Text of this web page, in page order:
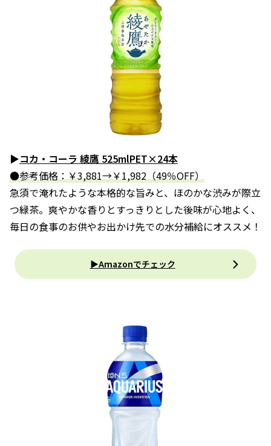
▶コカ・コーラ 綾鷹 525mlPET×24本
●参考価格：￥3,881→￥1,982（49％OFF）
急須で淹れたような本格的な旨みと、ほのかな渋みが際立
つ緑茶。爽やかな香りとすっきりとした後味が心地よく、
毎日の食事のお供やお出かけ先での水分補給にオススメ！
▶Amazonでチェック